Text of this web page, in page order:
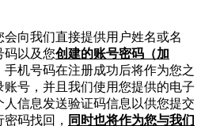
向我们直接提供用户姓名或名
码以及您创建的账号密码（加
手机号码在注册成功后将作为您之
号，并且我们使用您提供的电子
信息发送验证码信息以供您提交
码找回， 同时也将作为您与我们